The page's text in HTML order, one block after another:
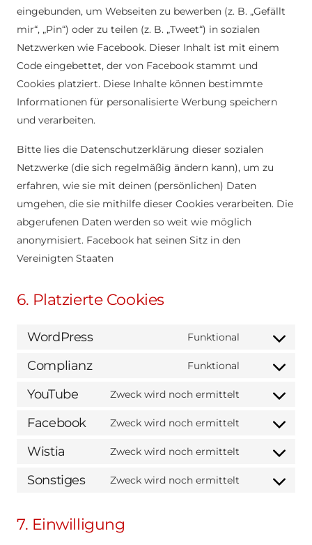
eingebunden, um Webseiten zu bewerben (z. B. „Gefällt
mir“, „Pin“) oder zu teilen (z. B. „Tweet“) in sozialen
Netzwerken wie Facebook. Dieser Inhalt ist mit einem
Code eingebettet, der von Facebook stammt und
Cookies platziert. Diese Inhalte können bestimmte
Informationen für personalisierte Werbung speichern
und verarbeiten.
Bitte lies die Datenschutzerklärung dieser sozialen
Netzwerke (die sich regelmäßig ändern kann), um zu
erfahren, wie sie mit deinen (persönlichen) Daten
umgehen, die sie mithilfe dieser Cookies verarbeiten. Die
abgerufenen Daten werden so weit wie möglich
anonymisiert. Facebook hat seinen Sitz in den
Vereinigten Staaten
6. Platzierte Cookies
WordPress Funktional
Consent
wordpress
Complianz Funktional
Consent
complianz
YouTube Zweck wird noch ermittelt
Consent
youtube
Facebook Zweck wird noch ermittelt
Consent
facebook
Wistia Zweck wird noch ermittelt
Consent
Sonstiges Zweck wird noch ermittelt
Consent
7. Einwilligung